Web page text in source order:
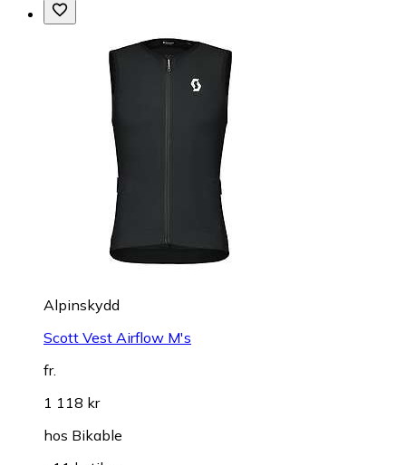
Alpinskydd
Scott Vest Airflow M's
fr.
1 118 kr
hos Bikable